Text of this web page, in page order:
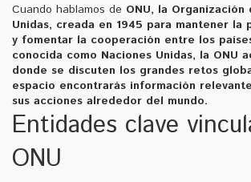
Cuando hablamos de ONU, la Organización
Unidas, creada en 1945 para mantener la
y fomentar la cooperación entre los
conocida como Naciones Unidas, la ONU
donde se discuten los grandes retos
espacio encontrarás información
sus acciones alrededor del mundo.
Entidades clave
ONU